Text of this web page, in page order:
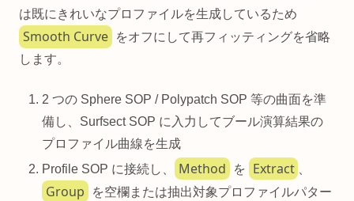
は既にきれいなプロファイルを生成しているため
Smooth Curve
をオフにして再フィッティングを省略
します。
2 つの Sphere SOP / Polypatch SOP 等の曲面を準
備し、Surfsect SOP に入力してブール演算結果の
プロファイル曲線を生成
Profile SOP に接続し、
Method を Extract
Group
を空欄または抽出対象プロファイルパター